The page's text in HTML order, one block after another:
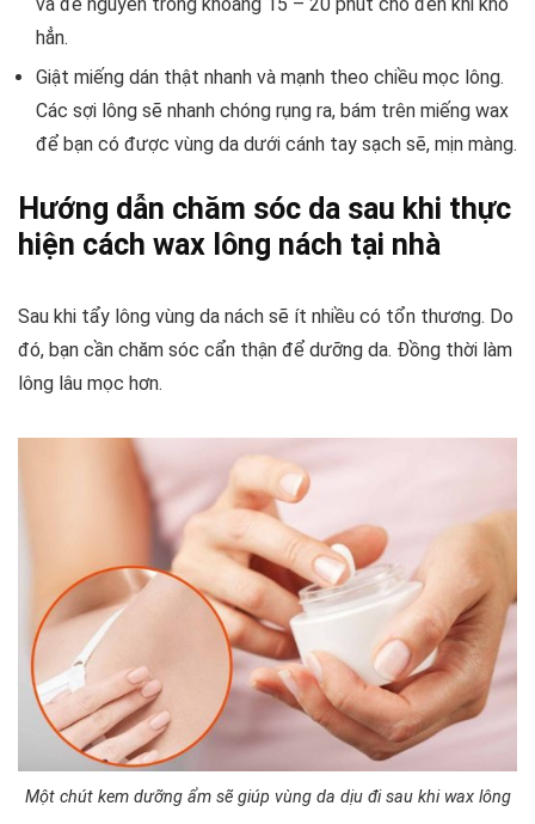
hẳn.
Giật miếng dán thật nhanh và mạnh theo chiều mọc lông.
Các sợi lông sẽ nhanh chóng rụng ra, bám trên miếng wax
để bạn có được vùng da dưới cánh tay sạch sẽ, mịn màng.
Hướng dẫn chăm sóc da sau khi thực
hiện cách wax lông nách tại nhà
Sau khi tẩy lông vùng da nách sẽ ít nhiều có tổn thương. Do
đó, bạn cần chăm sóc cẩn thận để dưỡng da. Đồng thời làm
lông lâu mọc hơn.
Một chút kem dưỡng ẩm sẽ giúp vùng da dịu đi sau khi wax lông